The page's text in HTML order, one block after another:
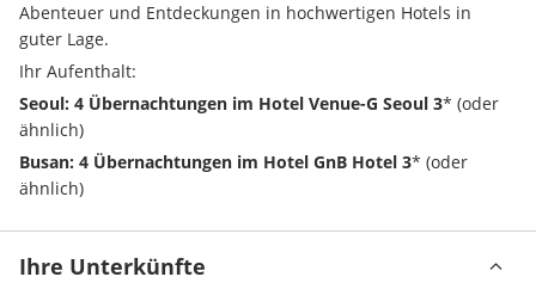
Abenteuer und Entdeckungen in hochwertigen Hotels in
guter Lage.
Ihr Aufenthalt:
Seoul: 4 Übernachtungen im Hotel Venue-G Seoul 3* (oder
ähnlich)
Busan: 4 Übernachtungen im Hotel GnB Hotel 3* (oder
ähnlich)
Ihre Unterkünfte